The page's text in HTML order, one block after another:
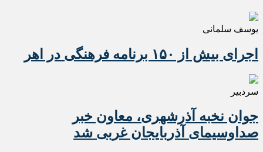
یوسف سلمانی
اجرای بیش از ۱۵۰ برنامه فرهنگی در اهر
سردبیر
جوان نخبه آذرشهری، معاون خبر
صداوسیمای آذربایجان غربی شد